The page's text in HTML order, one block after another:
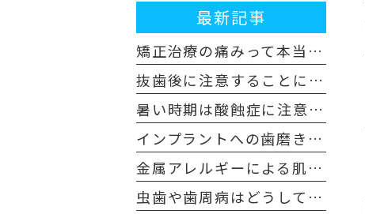
最新記事
矯正治療の痛みって本当にあるの？歯科医師が解説！体験談も交えてご紹介します
抜歯後に注意することについて
暑い時期は酸蝕症に注意しましょう！
インプラントへの歯磨き粉はどんなものを使えばいいの？
金属アレルギーによる肌荒れや舌の痛みを感じた場合は注意が必要です
虫歯や歯周病はどうして早めの受診が必要なのか